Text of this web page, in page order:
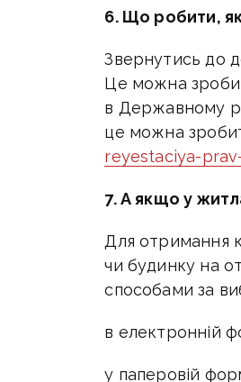
6. Що робити,
Звернутись до
Це можна
в Державному
це можна
reyestaciya-
7. А якщо у
Для отримання
чи будинку на
способами за
в електронній
у паперовій